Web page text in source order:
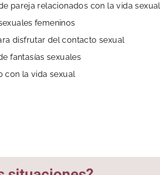
pareja relacionados con la vida sexual
femeninos
disfrutar del contacto sexual
fantasías sexuales
con la vida sexual